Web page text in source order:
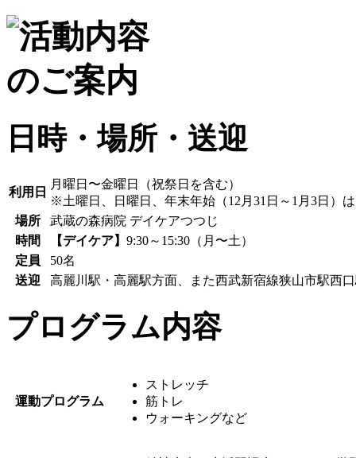
日時・場所・送迎
利用日
月曜日〜金曜日（祝祭日を含む）
※土曜日、日曜日、年末年始（12月31日～1月3日）
場所
武蔵の森病院 デイケアつつじ
時間
【デイケア】 9:30～15:30（月〜土）
定員
50名
送迎
高麗川駅・高麗駅方面、また西武新宿線狭山市駅西
プログラム内容
運動プログラム
ストレッチ
筋トレ
ウォーキングなど